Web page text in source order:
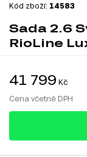
Kód zboží: 14583
Sada 2.6
RioLine
41 799 Kč
Cena včetně DPH